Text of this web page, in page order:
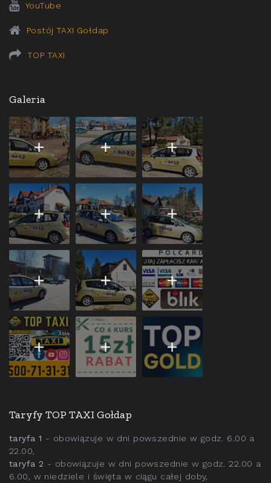
YouTube
Postój TAXI Gołdap
TOP TAXI
Galeria
Taryfy TOP TAXI Gołdap
taryfa 1 - obowiązuje w dni powszednie w godz. 6.00 a
22.00,
taryfa 2 - obowiązuje w dni powszednie w godz. 22.00 a
6.00, w niedziele i święta w ciągu całej doby,